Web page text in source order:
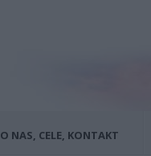
O NAS, CELE, KONTAKT